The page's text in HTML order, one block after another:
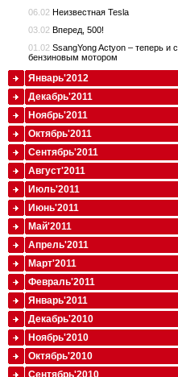
06.02 Неизвестная Tesla
03.02 Вперед, 500!
01.02 SsangYong Actyon – теперь и с
бензиновым мотором
Январь'2012
Декабрь'2011
Ноябрь'2011
Октябрь'2011
Сентябрь'2011
Август'2011
Июль'2011
Июнь'2011
Май'2011
Апрель'2011
Март'2011
Февраль'2011
Январь'2011
Декабрь'2010
Ноябрь'2010
Октябрь'2010
Сентябрь'2010